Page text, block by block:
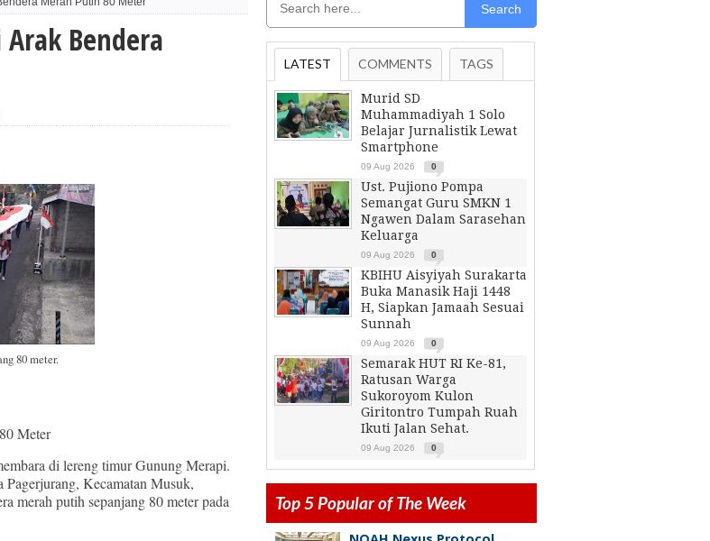
Bendera
80 meter.
Meter
di lereng timur Gunung Merapi.
Kecamatan Musuk,
merah putih sepanjang 80 meter pada
Search
LATEST COMMENTS TAGS
Murid SD
Muhammadiyah 1 Solo
Belajar Jurnalistik Lewat
Smartphone
09 Aug 2026 0
Ust. Pujiono Pompa
Semangat Guru SMKN 1
Ngawen Dalam Sarasehan
Keluarga
09 Aug 2026 0
KBIHU Aisyiyah Surakarta
Buka Manasik Haji 1448
H, Siapkan Jamaah Sesuai
Sunnah
09 Aug 2026 0
Semarak HUT RI Ke-81,
Ratusan Warga
Sukoroyom Kulon
Giritontro Tumpah Ruah
Ikuti Jalan Sehat.
09 Aug 2026 0
Top 5 Popular of The Week